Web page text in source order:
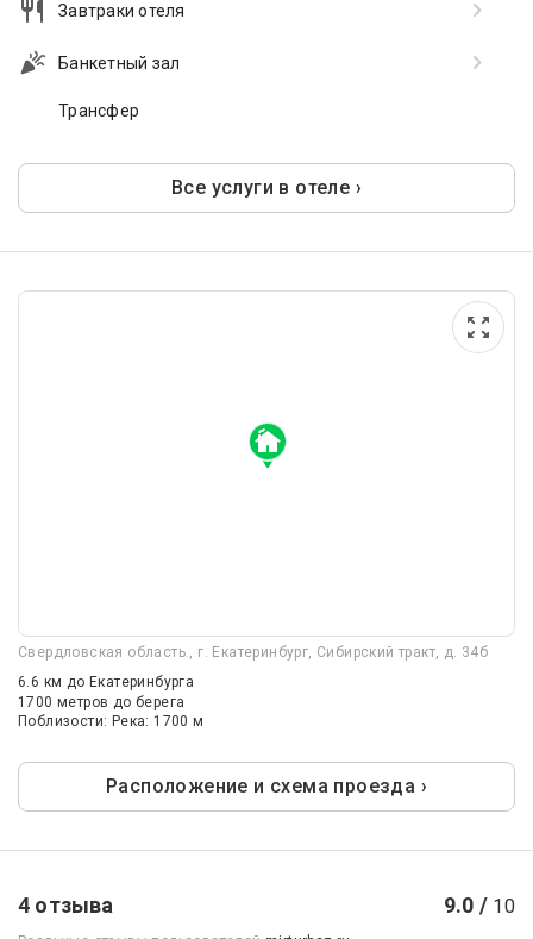
Завтраки отеля
Банкетный зал
Трансфер
Все услуги в отеле ›
Свердловская область., г. Екатеринбург, Сибирский тракт, д. 34б
6.6 км до Екатеринбурга
1700 метров до берега
Поблизости: Река: 1700 м
Расположение и схема проезда ›
4 отзыва 9.0 / 10